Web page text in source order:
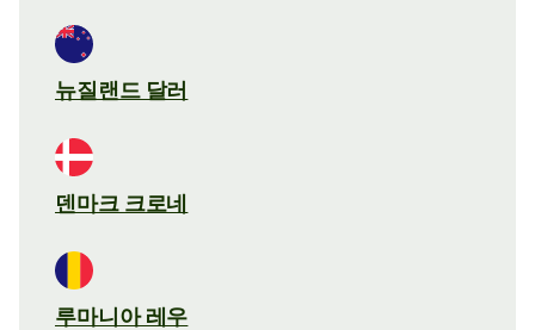
뉴질랜드 달러
덴마크 크로네
루마니아 레우